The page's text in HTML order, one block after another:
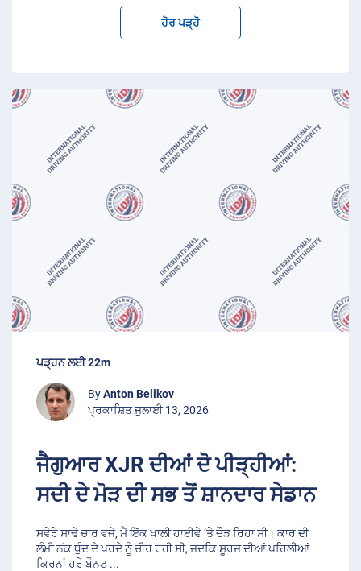
ਹੋਰ ਪੜ੍ਹੋ
ਪੜ੍ਹਨ ਲਈ 22m
ByAnton Belikov
ਪ੍ਰਕਾਸ਼ਿਤ ਜੁਲਾਈ 13, 2026
ਜੈਗੁਆਰ XJR ਦੀਆਂ ਦੋ ਪੀੜ੍ਹੀਆਂ:
ਸਦੀ ਦੇ ਮੋੜ ਦੀ ਸਭ ਤੋਂ ਸ਼ਾਨਦਾਰ ਸੇਡਾਨ
ਸਵੇਰੇ ਸਾਢੇ ਚਾਰ ਵਜੇ, ਮੈਂ ਇੱਕ ਖਾਲੀ ਹਾਈਵੇ ‘ਤੇ ਦੌੜ ਰਿਹਾ ਸੀ। ਕਾਰ ਦੀ
ਲੰਮੀ ਨੱਕ ਧੁੰਦ ਦੇ ਪਰਦੇ ਨੂੰ ਚੀਰ ਰਹੀ ਸੀ, ਜਦਕਿ ਸੂਰਜ ਦੀਆਂ ਪਹਿਲੀਆਂ
ਕਿਰਨਾਂ ਹਰੇ ਬੌਨਟ...